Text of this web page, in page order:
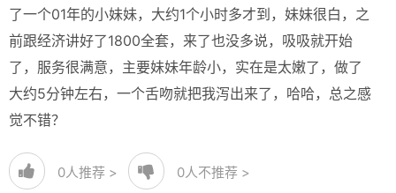
了一个01年的小妹妹，大约1个小时多才到，妹妹很白，之
前跟经济讲好了1800全套，来了也没多说，吸吸就开始
了，服务很满意，主要妹妹年龄小，实在是太嫩了，做了
大约5分钟左右，一个舌吻就把我泻出来了，哈哈，总之感
觉不错？
0人推荐 > 0人不推荐 >